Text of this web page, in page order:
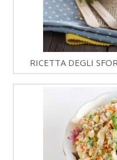
RICETTA DEGLI